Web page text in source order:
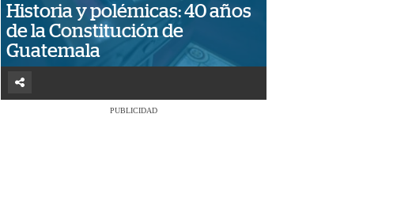
Historia y polémicas: 40 años
de la Constitución de
Guatemala
PUBLICIDAD